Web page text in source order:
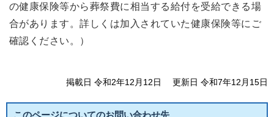
の健康保険等から葬祭費に相当する給付を受給できる場
合があります。詳しくは加入されていた健康保険等にご
確認ください。）
掲載日 令和2年12月12日 更新日 令和7年12月15日